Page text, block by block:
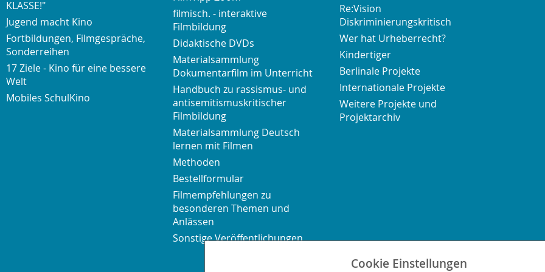
KLASSE!"
Jugend macht Kino
Fortbildungen, Filmgespräche,
Sonderreihen
17 Ziele - Kino für eine bessere
Welt
Mobiles SchulKino
filmisch. - interaktive
Filmbildung
Didaktische DVDs
Materialsammlung
Dokumentarfilm im Unterricht
Handbuch zu rassismus- und
antisemitismuskritischer
Filmbildung
Materialsammlung Deutsch
lernen mit Filmen
Methoden
Bestellformular
Filmempfehlungen zu
besonderen Themen und
Anlässen
Sonstige Veröffentlichungen
Re:Vision
Diskriminierungskritisch
Wer hat Urheberrecht?
Kindertiger
Berlinale Projekte
Internationale Projekte
Weitere Projekte und
Projektarchiv
Cookie Einstellungen